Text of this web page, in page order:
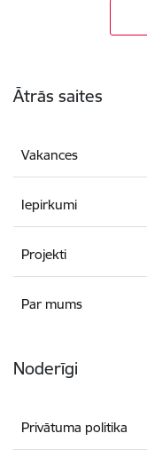
Ātrās saites
Vakances
Iepirkumi
Projekti
Par mums
Noderīgi
Privātuma politika